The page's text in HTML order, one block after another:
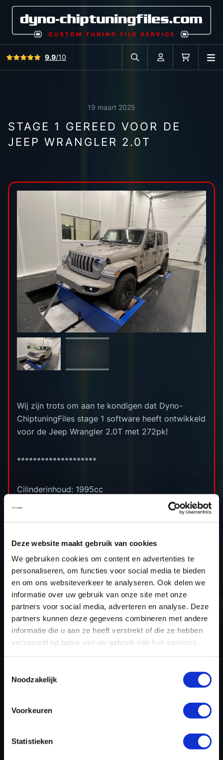
Deze website maakt gebruik van cookies
We gebruiken cookies om content en advertenties te
personaliseren, om functies voor social media te bieden
en om ons websiteverkeer te analyseren. Ook delen we
informatie over uw gebruik van onze site met onze
partners voor social media, adverteren en analyse. Deze
partners kunnen deze gegevens combineren met andere
informatie die u aan ze heeft verstrekt of die ze hebben
verzameld op basis van uw gebruik van hun services.
Noodzakelijk
Voorkeuren
Statistieken
Bekijk alle reviews
9.9/10
Zoek in autodatabase
Account
19 maart 2025
STAGE 1 GEREED VOOR DE
JEEP WRANGLER 2.0T
Wij zijn trots om aan te kondigen dat Dyno-
ChiptuningFiles stage 1 software heeft ontwikkeld
voor de Jeep Wrangler 2.0T met 272pk!
********************
Cilinderinhoud: 1995cc
Stage 1 vermogen: 300pk
Standaard koppel: 400nm
Stage 1 koppel: 450nm
ECU: Siemens/Continental GPEC4
Uitleesmethode: Autotuner Boot
WRANGLER 2.0T